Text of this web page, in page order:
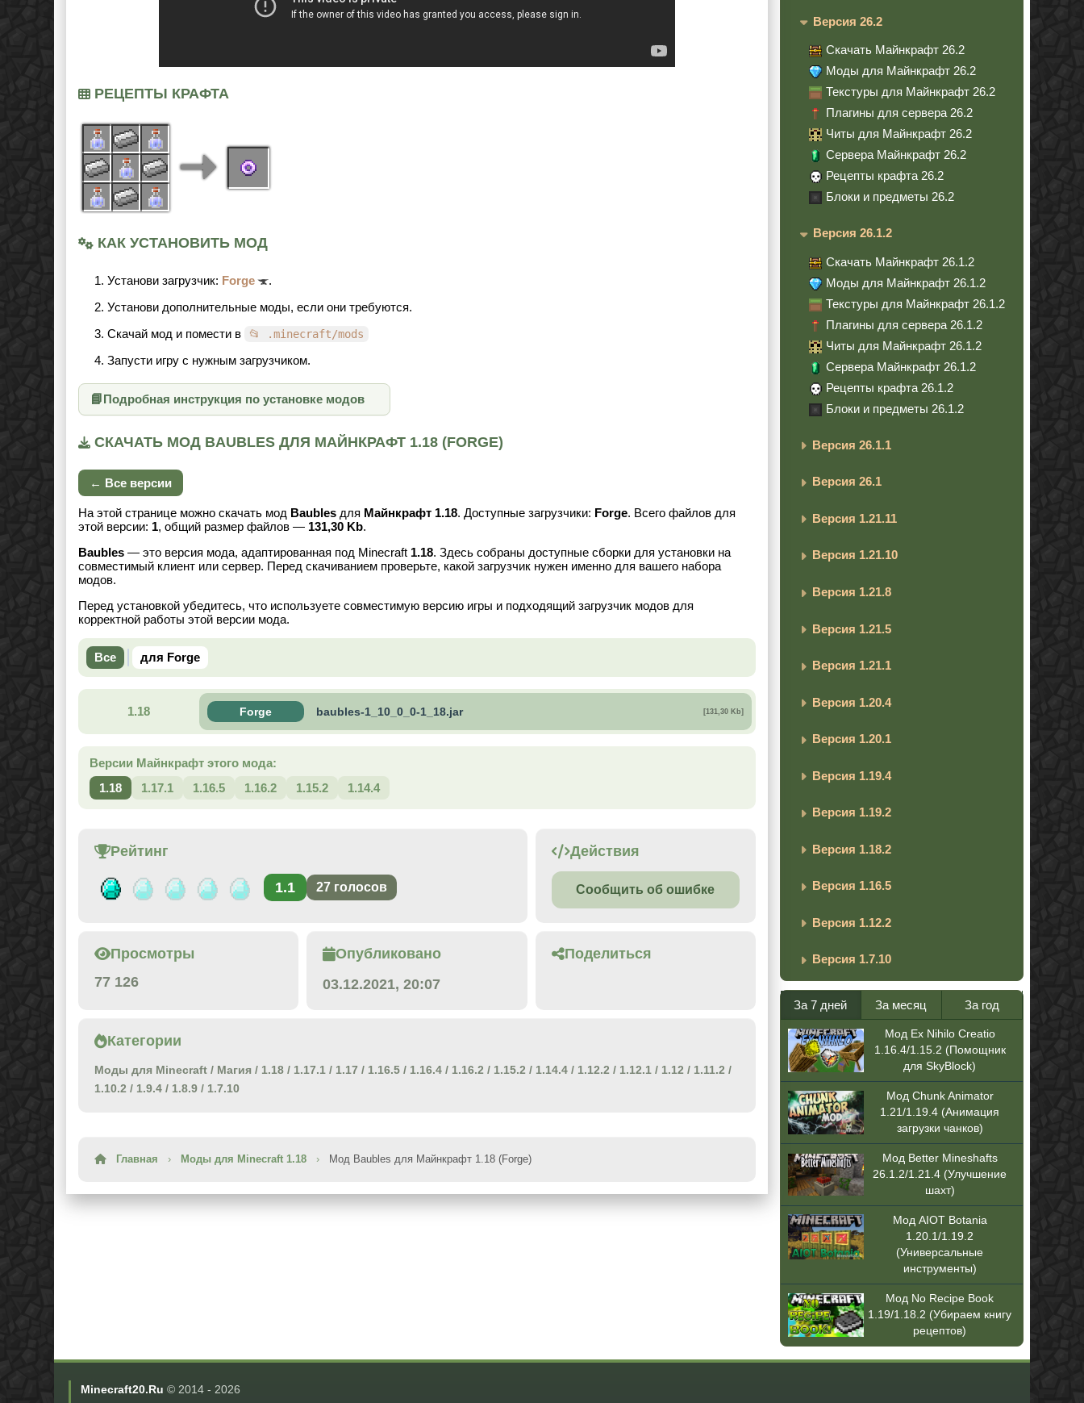
РЕЦЕПТЫ КРАФТА
КАК УСТАНОВИТЬ МОД
Установи загрузчик: Forge
.
Установи дополнительные моды, если они требуются.
Скачай мод и помести в
📂 .minecraft/mods
Запусти игру с нужным загрузчиком.
📘Подробная инструкция по установке модов
СКАЧАТЬ МОД BAUBLES ДЛЯ МАЙНКРАФТ 1.18 (FORGE)
← Все версии
На этой странице можно скачать мод Baubles для Майнкрафт 1.18. Доступные загрузчики: Forge. Всего файлов для
этой версии: 1, общий размер файлов — 131,30 Kb.
Baubles — это версия мода, адаптированная под Minecraft 1.18. Здесь собраны доступные сборки для установки на
совместимый клиент или сервер. Перед скачиванием проверьте, какой загрузчик нужен именно для вашего набора
модов.
Перед установкой убедитесь, что используете совместимую версию игры и подходящий загрузчик модов для
корректной работы этой версии мода.
Все для Forge
1.18 Forge baubles-1_10_0_0-1_18.jar [131,30 Kb]
Версии Майнкрафт этого мода:
1.18
1.17.1 1.16.5 1.16.2 1.15.2 1.14.4
Рейтинг
1.1 27 голосов
Действия
Сообщить об ошибке
Просмотры
77 126
Опубликовано
03.12.2021, 20:07
Поделиться
Категории
Моды для Minecraft / Магия / 1.18 / 1.17.1 / 1.17 / 1.16.5 / 1.16.4 / 1.16.2 / 1.15.2 / 1.14.4 / 1.12.2 / 1.12.1 / 1.12 / 1.11.2 /
1.10.2 / 1.9.4 / 1.8.9 / 1.7.10
Главная › Моды для Minecraft 1.18 › Мод Baubles для Майнкрафт 1.18 (Forge)
Версия 26.2
Скачать Майнкрафт 26.2
Моды для Майнкрафт 26.2
Текстуры для Майнкрафт 26.2
Плагины для сервера 26.2
Читы для Майнкрафт 26.2
Сервера Майнкрафт 26.2
Рецепты крафта 26.2
Блоки и предметы 26.2
Версия 26.1.2
Скачать Майнкрафт 26.1.2
Моды для Майнкрафт 26.1.2
Текстуры для Майнкрафт 26.1.2
Плагины для сервера 26.1.2
Читы для Майнкрафт 26.1.2
Сервера Майнкрафт 26.1.2
Рецепты крафта 26.1.2
Блоки и предметы 26.1.2
Версия 26.1.1
Версия 26.1
Версия 1.21.11
Версия 1.21.10
Версия 1.21.8
Версия 1.21.5
Версия 1.21.1
Версия 1.20.4
Версия 1.20.1
Версия 1.19.4
Версия 1.19.2
Версия 1.18.2
Версия 1.16.5
Версия 1.12.2
Версия 1.7.10
За 7 дней За месяц За год
Мод Ex Nihilo Creatio
1.16.4/1.15.2 (Помощник
для SkyBlock)
Мод Chunk Animator
1.21/1.19.4 (Анимация
загрузки чанков)
Мод Better Mineshafts
26.1.2/1.21.4 (Улучшение
шахт)
Мод AIOT Botania
1.20.1/1.19.2
(Универсальные
инструменты)
Мод No Recipe Book
1.19/1.18.2 (Убираем книгу
рецептов)
Minecraft20.Ru © 2014 - 2026